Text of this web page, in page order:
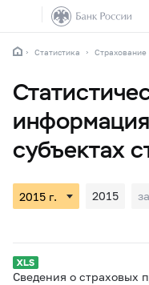
Статистика Страхование
субъектах
2015
Сведения о страховых